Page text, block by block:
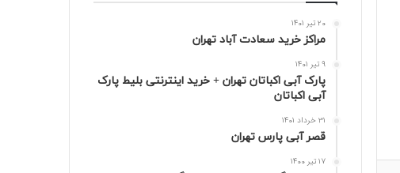
20 تیر 1401
مراکز خرید سعادت‌ آباد تهران
9 تیر 1401
پارک آبی اکباتان تهران + خرید اینترنتی بلیط پارک
آبی اکباتان
31 خرداد 1401
قصر آبی پارس تهران
17 تیر 1400